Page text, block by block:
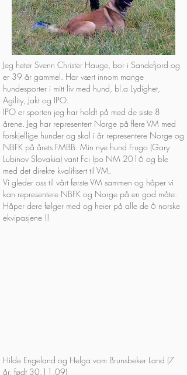
Jeg heter Svenn Christer Hauge, bor i Sandefjord og
er 39 år gammel. Har vært innom mange
hundesporter i mitt liv med hund, bl.a Lydighet,
Agility, Jakt og IPO.
IPO er sporten jeg har holdt på med de siste 8
årene. Jeg har representert Norge på flere VM med
forskjellige hunder og skal i år representere Norge og
NBFK på årets FMBB. Min nye hund Frugo (Gary
Lubinov Slovakia) vant Fci Ipo NM 2016 og ble
med det direkte kvalifisert til VM.
Vi gleder oss til vårt første VM sammen og håper vi
kan representere NBFK og Norge på en god måte.
Håper dere følger med og heier på alle de 6 norske
ekvipasjene !!
Hilde Engeland og Helga vom Brunsbeker Land (7
år, født 30.11.09)